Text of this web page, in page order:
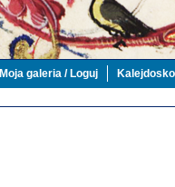
Moja galeria / Loguj